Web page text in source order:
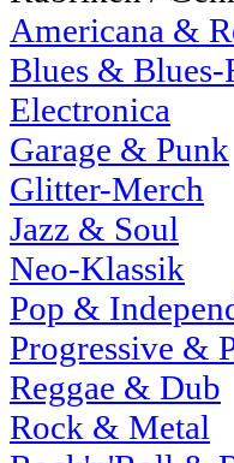
Americana &
Blues & Blues-
Electronica
Garage & Punk
Glitter-Merch
Jazz & Soul
Neo-Klassik
Pop &
Progressive &
Reggae & Dub
Rock & Metal